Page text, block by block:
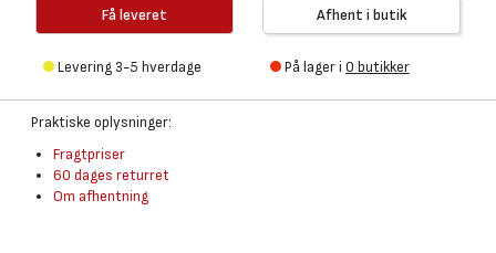
Få leveret
Levering 3-5 hverdage
Afhent i butik
På lager i 0 butikker
Praktiske oplysninger:
Fragtpriser
60 dages returret
Om afhentning